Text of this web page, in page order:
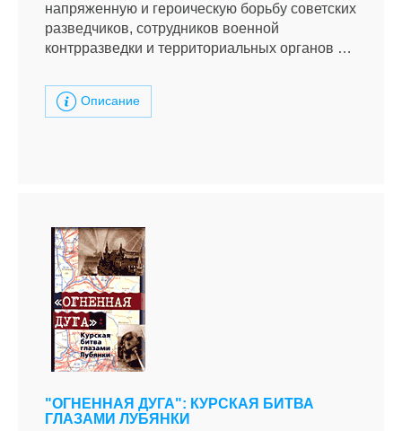
напряженную и героическую борьбу советских
разведчиков, сотрудников военной
контрразведки и территориальных органов …
Описание
"ОГНЕННАЯ ДУГА": КУРСКАЯ БИТВА
ГЛАЗАМИ ЛУБЯНКИ